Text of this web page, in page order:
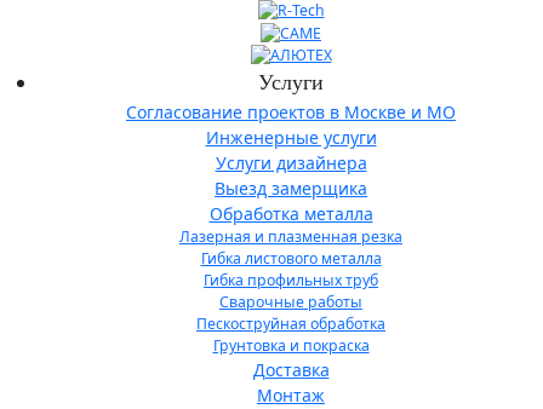
Услуги
Согласование проектов в Москве и МО
Инженерные услуги
Услуги дизайнера
Выезд замерщика
Обработка металла
Лазерная и плазменная резка
Гибка листового металла
Гибка профильных труб
Сварочные работы
Пескоструйная обработка
Грунтовка и покраска
Доставка
Монтаж